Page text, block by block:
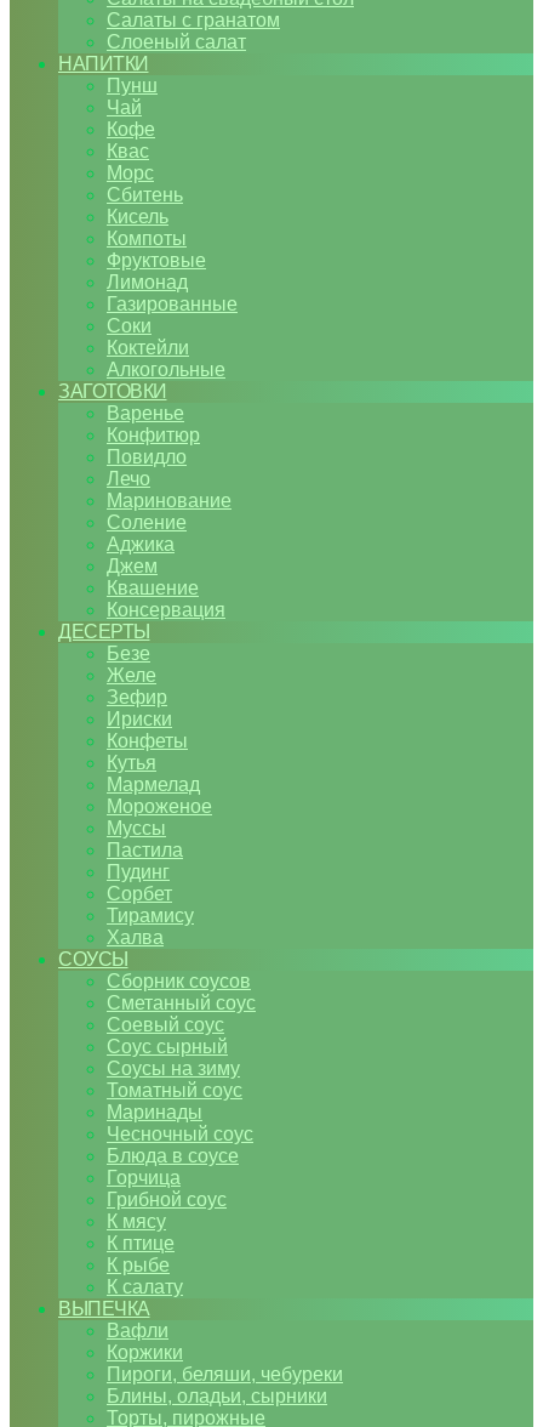
Салаты с гранатом
Слоеный салат
НАПИТКИ
Пунш
Чай
Кофе
Квас
Морс
Сбитень
Кисель
Компоты
Фруктовые
Лимонад
Газированные
Соки
Коктейли
Алкогольные
ЗАГОТОВКИ
Варенье
Конфитюр
Повидло
Лечо
Маринование
Соление
Аджика
Джем
Квашение
Консервация
ДЕСЕРТЫ
Безе
Желе
Зефир
Ириски
Конфеты
Кутья
Мармелад
Мороженое
Муссы
Пастила
Пудинг
Сорбет
Тирамису
Халва
СОУСЫ
Сборник соусов
Сметанный соус
Соевый соус
Соус сырный
Соусы на зиму
Томатный соус
Маринады
Чесночный соус
Блюда в соусе
Горчица
Грибной соус
К мясу
К птице
К рыбе
К салату
ВЫПЕЧКА
Вафли
Коржики
Пироги, беляши, чебуреки
Блины, оладьи, сырники
Торты, пирожные